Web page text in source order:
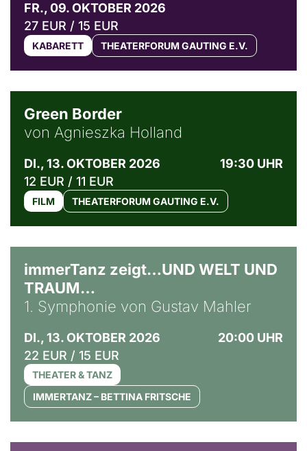
FR., 09. OKTOBER 2026
27 EUR / 15 EUR
KABARETT THEATERFORUM GAUTING E.V.
Green Border
von Agnieszka Holland
DI., 13. OKTOBER 2026
19:30 UHR
12 EUR / 11 EUR
FILM THEATERFORUM GAUTING E.V.
immerTanz zeigt…UND WELT UND
TRAUM…
1. Symphonie von Gustav Mahler
DI., 13. OKTOBER 2026
20:00 UHR
22 EUR / 15 EUR
THEATER & TANZ
IMMERTANZ – BETTINA FRITSCHE